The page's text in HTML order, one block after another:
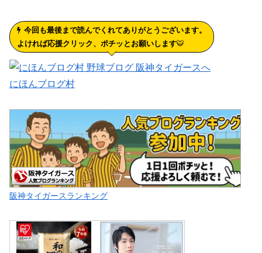
今回も最後まで読んでくれてありがとうございます。
よければ応援クリック、ポチッとお願いします🐯
にほんブログ村
阪神タイガースランキング